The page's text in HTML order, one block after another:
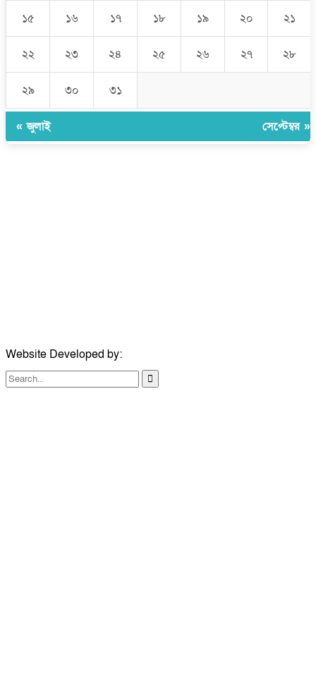
১৫ ১৬ ১৭ ১৮ ১৯ ২০ ২১
২২ ২৩ ২৪ ২৫ ২৬ ২৭ ২৮
২৯ ৩০ ৩১
« জুলাই সেপ্টেম্বর »
Website Developed by: